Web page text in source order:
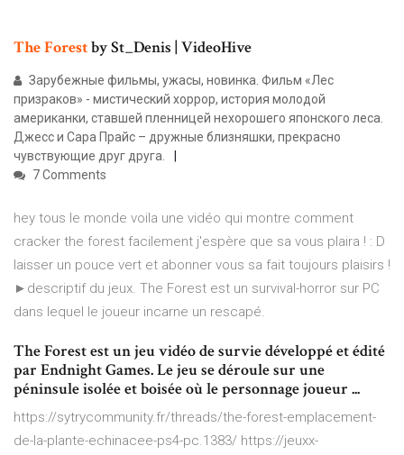
TheForestby St_Denis | VideoHive
Зарубежные фильмы, ужасы, новинка. Фильм «Лес
призраков» - мистический хоррор, история молодой
американки, ставшей пленницей нехорошего японского леса.
Джесс и Сара Прайс – дружные близняшки, прекрасно
чувствующие друг друга.
7 Comments
hey tous le monde voila une vidéo qui montre comment
cracker the forest facilement j'espère que sa vous plaira ! : D
laisser un pouce vert et abonner vous sa fait toujours plaisirs !
►descriptif du jeux. The Forest est un survival-horror sur PC
dans lequel le joueur incarne un rescapé.
The Forest est un jeu vidéo de survie développé et édité
par Endnight Games. Le jeu se déroule sur une
péninsule isolée et boisée où le personnage joueur ...
https://sytrycommunity.fr/threads/the-forest-emplacement-
de-la-plante-echinacee-ps4-pc.1383/ https://jeuxx-